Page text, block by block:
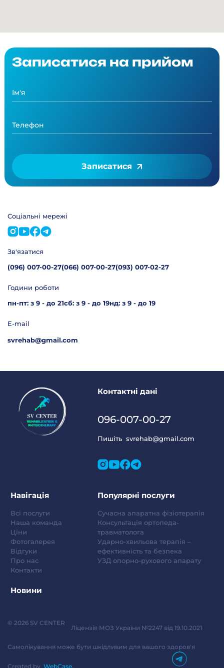
Записатися на прийом
Записатися
Соціальні мережі
Зв'язатися
(096) 007-00-27(066) 007-00-27(093) 007-02-27
Години роботи
пн-пт: з 9 - до 21сб: з 9 - до 19нд: з 9 - до 19
E-mail
svrehab@gmail.com
Навігація
Всі послуги
Наша команда
Ціни
Фотогалерея
Відгуки
Про нас
Контакти
Популярні послуги
Сучасна апаратна фізіотерапія
Консультація ортопеда-
травматолога
Ударно-хвильова терапія –
ефективність та безпека
УЗД опорно-рухового апарату
Новини
Контактні дані
096-007-00-27
Пишітьsvrehab@gmail.com
© 2026 SV CENTER
Ліцензія МОЗ України №2247 від 19.10.2021
Самолікування може бути шкідливим для вашого здоров'я
Created by WebCase.